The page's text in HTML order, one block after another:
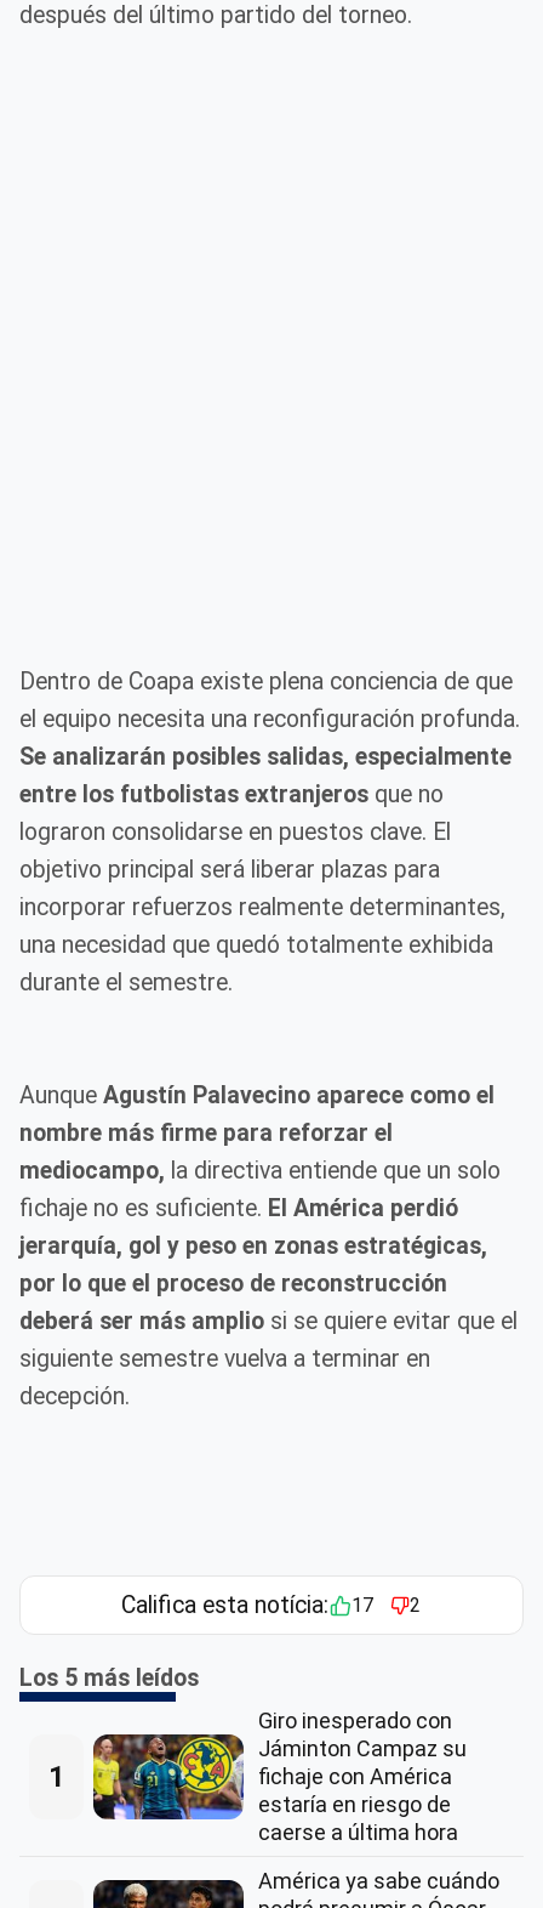
después del último partido del torneo.
Dentro de Coapa existe plena conciencia de que
el equipo necesita una reconfiguración profunda.
Se analizarán posibles salidas, especialmente
entre los futbolistas extranjeros que no
lograron consolidarse en puestos clave. El
objetivo principal será liberar plazas para
incorporar refuerzos realmente determinantes,
una necesidad que quedó totalmente exhibida
durante el semestre.
Aunque Agustín Palavecino aparece como el
nombre más firme para reforzar el
mediocampo, la directiva entiende que un solo
fichaje no es suficiente. El América perdió
jerarquía, gol y peso en zonas estratégicas,
por lo que el proceso de reconstrucción
deberá ser más amplio si se quiere evitar que el
siguiente semestre vuelva a terminar en
decepción.
Califica esta notícia: 17 2
Los 5 más leídos
1
Giro inesperado con
Jáminton Campaz su
fichaje con América
estaría en riesgo de
caerse a última hora
América ya sabe cuándo